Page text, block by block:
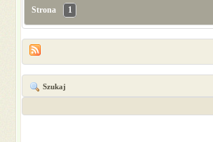
Strona 1
Szukaj